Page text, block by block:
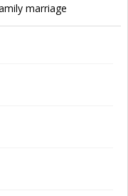
marriage